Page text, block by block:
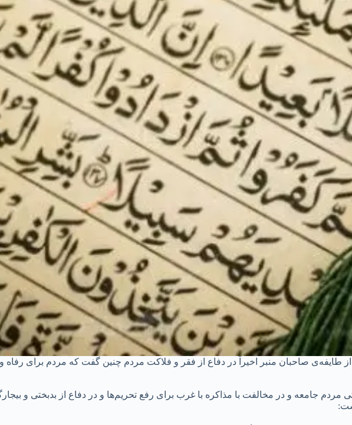
صاحبان منبر اخیراً در دفاع از فقر و فلاکت مردم چنین گفت که مردم برای رفاه و
جامعه و در مخالفت با مذاکره با غرب برای رفع تحریم‌ها و در دفاع از بدبختی و